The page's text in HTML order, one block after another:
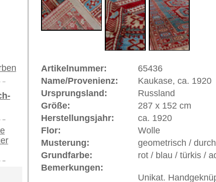
Teppiche.tv - große moderne Teppiche | neue und antike Orientteppiche -
riesige Auswahl
Deutschland / Österreich: +49 (0)40 450 4102
United Kingdom: +44 (0)20 7183 4544
USA / Canada: +1 646-688-1335
Impressum|Kontakt Geschäftsbedingungen